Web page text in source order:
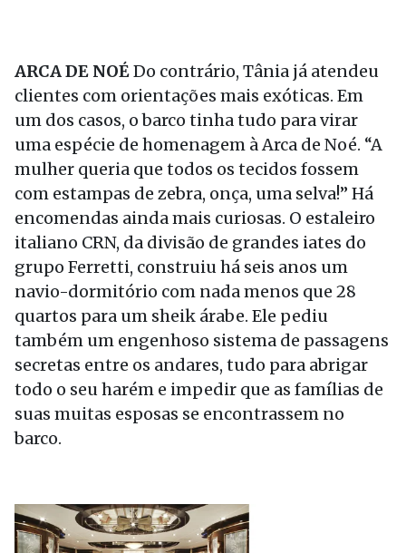
ARCA DE NOÉDo contrário, Tânia já atendeu
clientes com orientações mais exóticas. Em
um dos casos, o barco tinha tudo para virar
uma espécie de homenagem à Arca de Noé. “A
mulher queria que todos os tecidos fossem
com estampas de zebra, onça, uma selva!” Há
encomendas ainda mais curiosas. O estaleiro
italiano CRN, da divisão de grandes iates do
grupo Ferretti, construiu há seis anos um
navio-dormitório com nada menos que 28
quartos para um sheik árabe. Ele pediu
também um engenhoso sistema de passagens
secretas entre os andares, tudo para abrigar
todo o seu harém e impedir que as famílias de
suas muitas esposas se encontrassem no
barco.